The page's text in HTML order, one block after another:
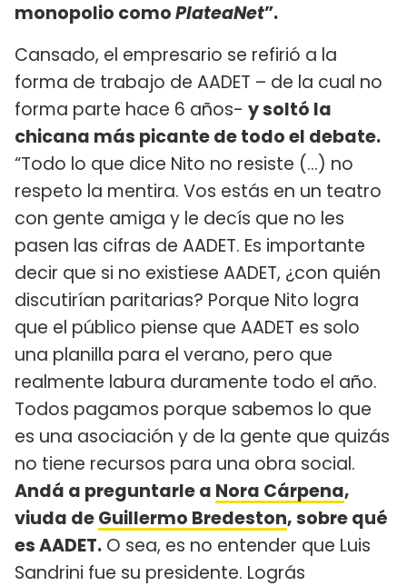
monopolio comoPlateaNet”.
Cansado, el empresario se refirió a la
forma de trabajo de AADET – de la cual no
forma parte hace 6 años- y soltó la
chicana más picante de todo el debate.
“Todo lo que dice Nito no resiste (…) no
respeto la mentira. Vos estás en un teatro
con gente amiga y le decís que no les
pasen las cifras de AADET. Es importante
decir que si no existiese AADET, ¿con quién
discutirían paritarias? Porque Nito logra
que el público piense que AADET es solo
una planilla para el verano, pero que
realmente labura duramente todo el año.
Todos pagamos porque sabemos lo que
es una asociación y de la gente que quizás
no tiene recursos para una obra social.
Andá a preguntarle a Nora Cárpena,
viuda deGuillermo Bredeston, sobre qué
es AADET. O sea, es no entender que Luis
Sandrini fue su presidente. Lográs